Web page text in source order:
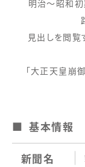
明治～昭和初
見出しを閲覧
「大正天皇崩
基本情報
新聞名